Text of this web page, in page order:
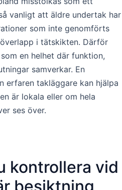
vanligt att äldre undertak har
som inte genomförts
i tätskikten. Därför
en helhet där funktion,
samverkar. En
erfaren takläggare kan hjälpa
är lokala eller om hela
ses över.
kontrollera vid